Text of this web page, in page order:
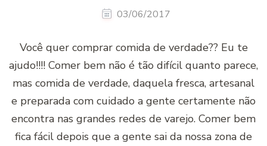
03/06/2017
Você quer comprar comida de verdade?? Eu te
ajudo!!!! Comer bem não é tão difícil quanto parece,
mas comida de verdade, daquela fresca, artesanal
e preparada com cuidado a gente certamente não
encontra nas grandes redes de varejo. Comer bem
fica fácil depois que a gente sai da nossa zona de